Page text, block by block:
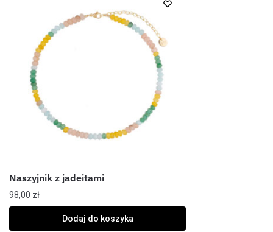
Naszyjnik z jadeitami
98,00 zł
Dodaj do koszyka